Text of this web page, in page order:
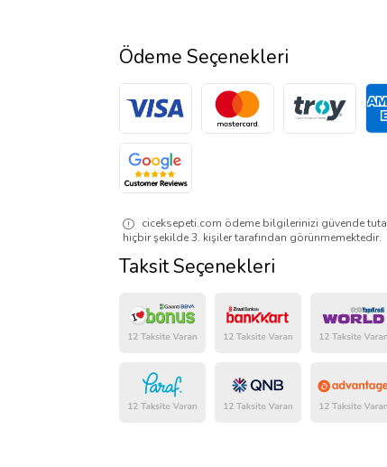
Ödeme Seçenekleri
ciceksepeti.com ödeme bilgilerinizi güvende
hiçbir şekilde 3. kişiler tarafından görünmemektedir.
Taksit Seçenekleri